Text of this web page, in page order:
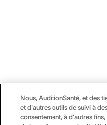
Nous, AuditionSanté, et des
et d'autres outils de suivi à
consentement, à d'autres